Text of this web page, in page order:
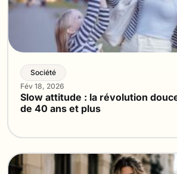
Société
Fév 18, 2026
Slow attitude : la révolution
de 40 ans et plus